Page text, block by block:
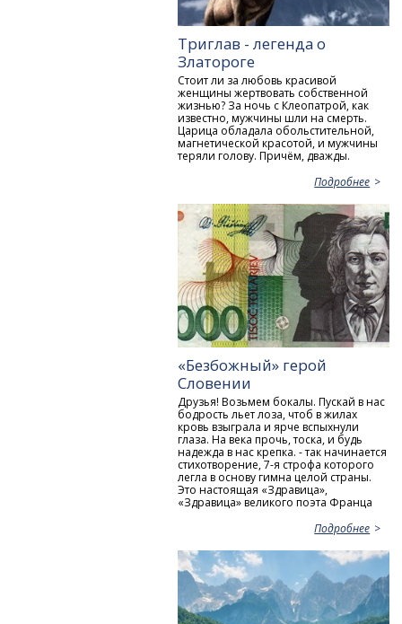
Триглав - легенда о
Златороге
Стоит ли за любовь красивой
женщины жертвовать собственной
жизнью? За ночь с Клеопатрой, как
известно, мужчины шли на смерть.
Царица обладала обольстительной,
магнетической красотой, и мужчины
теряли голову. Причём, дважды.
Подробнее
«Безбожный» герой
Словении
Друзья! Возьмем бокалы. Пускай в нас
бодрость льет лоза, чтоб в жилах
кровь взыграла и ярче вспыхнули
глаза. На века прочь, тоска, и будь
надежда в нас крепка. - так начинается
стихотворение, 7-я строфа которого
легла в основу гимна целой страны.
Это настоящая «Здравица»,
«Здравица» великого поэта Франца
Подробнее